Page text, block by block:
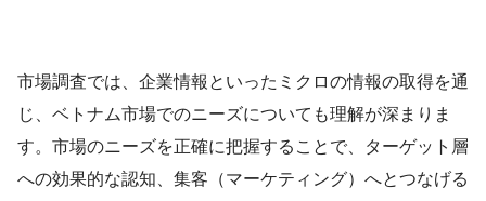
市場調査では、企業情報といったミクロの情報の取得を通
じ、ベトナム市場でのニーズについても理解が深まりま
す。市場のニーズを正確に把握することで、ターゲット層
への効果的な認知、集客（マーケティング）へとつなげる